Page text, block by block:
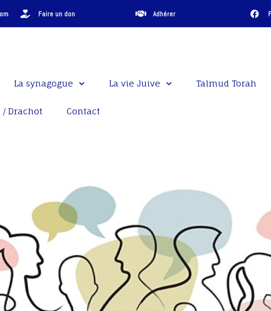
Faire un don Adhérer
La synagogue La vie Juive Talmud Torah
Drachot Contact